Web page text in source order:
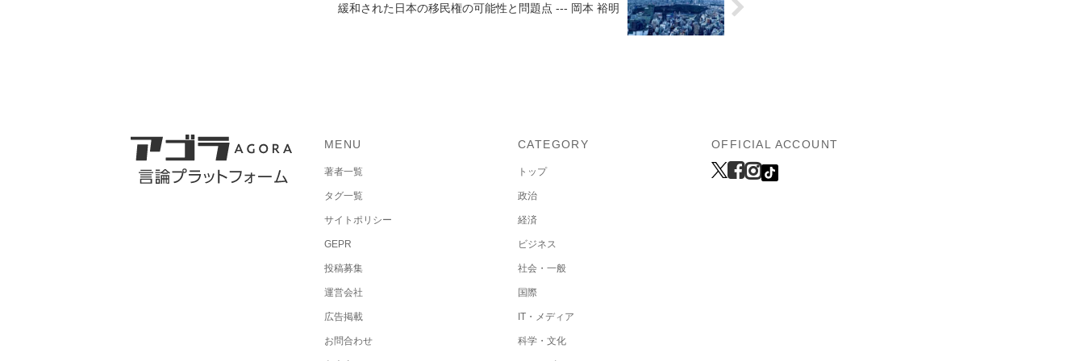
緩和された日本の移民権の可能性と問題点 --- 岡本 裕明
MENU
著者一覧
タグ一覧
サイトポリシー
GEPR
投稿募集
運営会社
広告掲載
お問合わせ
CATEGORY
トップ
政治
経済
ビジネス
社会・一般
国際
IT・メディア
科学・文化
OFFICIAL ACCOUNT